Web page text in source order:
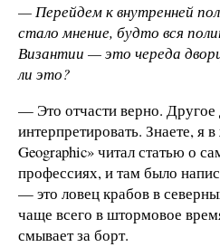
— Перейдем к внутренней
стало мнение, будто вся
Византии — это череда
ли это?
— Это отчасти верно. Другое
интерпретировать. Знаете, я
Geographic» читал статью о
профессиях, и там было
— это ловец крабов в
чаще всего в штормовое
смывает за борт.